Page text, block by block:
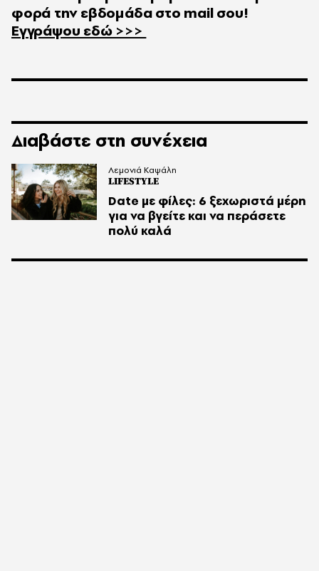
φορά την εβδομάδα στο mailσου!
Εγγράψου εδώ >>>
Διαβάστε στη συνέχεια
LIFESTYLE
Date με φίλες: 6 ξεχωριστά μέρη
για να βγείτε και να περάσετε
πολύ καλά
Λεμονιά Καψάλη